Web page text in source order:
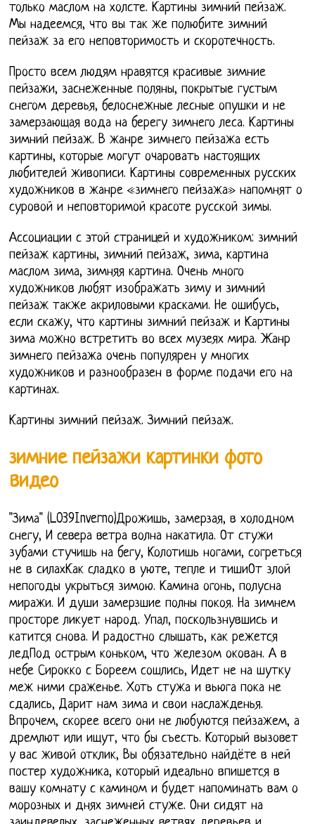
только маслом на холсте. Картины зимний пейзаж.
Мы надеемся, что вы так же полюбите зимний
пейзаж за его неповторимость и скоротечность.
Просто всем людям нравятся красивые зимние
пейзажи, заснеженные поляны, покрытые густым
снегом деревья, белоснежные лесные опушки и не
замерзающая вода на берегу зимнего леса. Картины
зимний пейзаж. В жанре зимнего пейзажа есть
картины, которые могут очаровать настоящих
любителей живописи. Картины современных русских
художников в жанре «зимнего пейзажа» напомнят о
суровой и неповторимой красоте русской зимы.
Ассоциации с этой страницей и художником: зимний
пейзаж картины, зимний пейзаж, зима, картина
маслом зима, зимняя картина. Очень много
художников любят изображать зиму и зимний
пейзаж также акриловыми красками. Не ошибусь,
если скажу, что картины зимний пейзаж и Картины
зима можно встретить во всех музеях мира. Жанр
зимнего пейзажа очень популярен у многих
художников и разнообразен в форме подачи его на
картинах.
Картины зимний пейзаж. Зимний пейзаж.
зимние пейзажи картинки фото
видео
"Зима" (L039Inverno)Дрожишь, замерзая, в холодном
снегу, И севера ветра волна накатила. От стужи
зубами стучишь на бегу, Колотишь ногами, согреться
не в силахКак сладко в уюте, тепле и тишиОт злой
непогоды укрыться зимою. Камина огонь, полусна
миражи. И души замерзшие полны покоя. На зимнем
просторе ликует народ. Упал, поскользнувшись и
катится снова. И радостно слышать, как режется
ледПод острым коньком, что железом окован. А в
небе Сирокко с Бореем сошлись, Идет не на шутку
меж ними сраженье. Хоть стужа и вьюга пока не
сдались, Дарит нам зима и свои наслажденья.
Впрочем, скорее всего они не любуются пейзажем, а
дремлют или ищут, что бы съесть. Который вызовет
у вас живой отклик, Вы обязательно найдёте в ней
постер художника, который идеально впишется в
вашу комнату с камином и будет напоминать вам о
морозных и днях зимней стуже. Они сидят на